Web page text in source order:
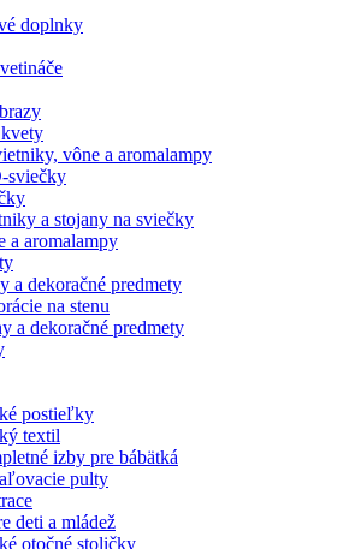
doplnky
vône a aromalampy
sviečky
a stojany na sviečky
a aromalampy
a dekoračné predmety
na stenu
a dekoračné predmety
postieľky
textil
izby pre bábätká
pulty
deti a mládež
otočné stoličky